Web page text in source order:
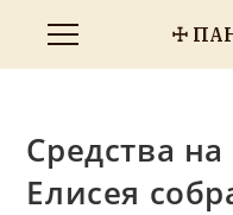
☩
Средства
Елисея